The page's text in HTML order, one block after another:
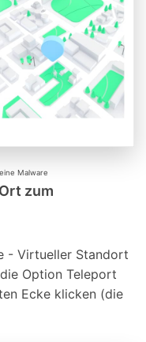
Malware
zum
- Virtueller Standort
Option Teleport
Ecke klicken (die